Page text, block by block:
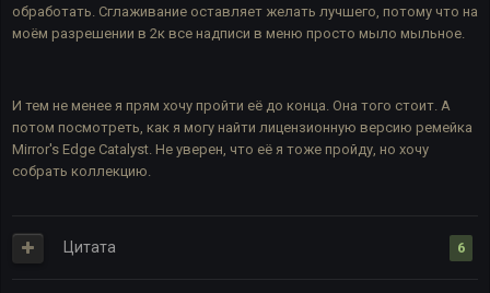
обработать. Сглаживание оставляет желать лучшего, потому что на
моём разрешении в 2к все надписи в меню просто мыло мыльное.
И тем не менее я прям хочу пройти её до конца. Она того стоит. А
потом посмотреть, как я могу найти лицензионную версию ремейка
Mirror's Edge Catalyst. Не уверен, что её я тоже пройду, но хочу
собрать коллекцию.
6
Цитата